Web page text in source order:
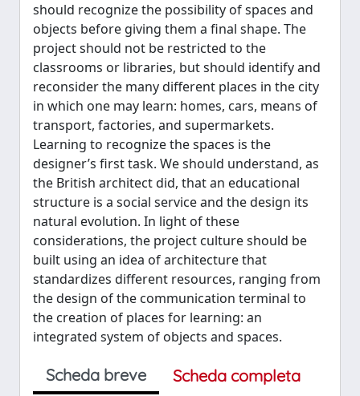
should recognize the possibility of spaces and
objects before giving them a final shape. The
project should not be restricted to the
classrooms or libraries, but should identify and
reconsider the many different places in the city
in which one may learn: homes, cars, means of
transport, factories, and supermarkets.
Learning to recognize the spaces is the
designer’s first task. We should understand, as
the British architect did, that an educational
structure is a social service and the design its
natural evolution. In light of these
considerations, the project culture should be
built using an idea of architecture that
standardizes different resources, ranging from
the design of the communication terminal to
the creation of places for learning: an
integrated system of objects and spaces.
Scheda breve
Scheda completa